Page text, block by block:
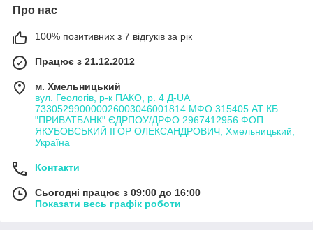
Про нас
100% позитивних з 7 відгуків за рік
Працює з 21.12.2012
м. Хмельницький
вул. Геологів, р-к ПАКО, р. 4 Д-UA
733052990000026003046001814 МФО 315405 АТ КБ
"ПРИВАТБАНК" ЄДРПОУ/ДРФО 2967412956 ФОП
ЯКУБОВСЬКИЙ ІГОР ОЛЕКСАНДРОВИЧ, Хмельницький,
Україна
Контакти
Сьогодні працює з 09:00 до 16:00
Показати весь графік роботи